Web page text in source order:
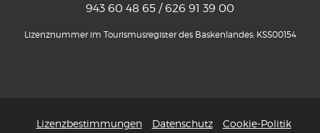
943 60 48 65 / 626 91 39 00
Lizenznummer im Tourismusregister des Baskenlandes: KSS00154
Lizenzbestimmungen Datenschutz
Cookie-Politik